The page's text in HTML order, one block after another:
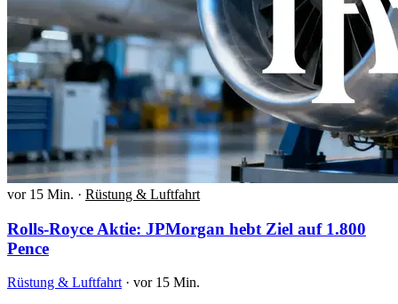
vor 15 Min. · Rüstung & Luftfahrt
Rolls-Royce Aktie: JPMorgan hebt Ziel auf 1.800
Pence
Rüstung & Luftfahrt · vor 15 Min.